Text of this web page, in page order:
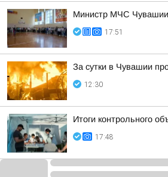
Министр МЧС Чувашии
17:51
За сутки в Чувашии
12:30
Итоги контрольного
17:48